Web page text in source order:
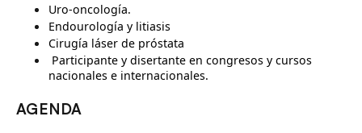
Uro-oncología.
Endourología y litiasis
Cirugía láser de próstata
Participante y disertante en congresos y cursos
nacionales e internacionales.
AGENDA